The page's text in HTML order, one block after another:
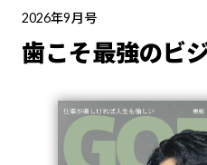
2026年9月号
歯こそ最強のビ